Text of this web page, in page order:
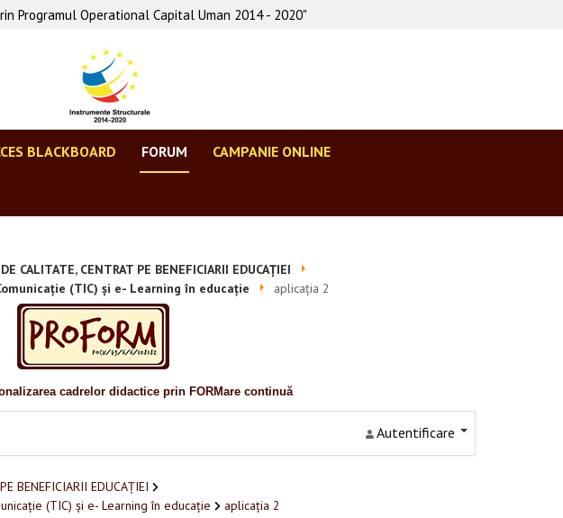
Programul Operational Capital Uman 2014 - 2020"
BLACKBOARD FORUM CAMPANIE ONLINE
CALITATE, CENTRAT PE BENEFICIARII EDUCAȚIEI
(TIC) și e- Learning în educație
aplicația 2
cadrelor didactice prin FORMare continuă
Autentificare
BENEFICIARII EDUCAȚIEI
(TIC) și e- Learning în educație
aplicația 2